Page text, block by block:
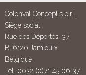
Colonval Concept s.p.r.l.
Siège social :
Rue des Déportés, 37
B-6120 Jamioulx
Belgique
Tél. 0032 (0)71 45 06 37